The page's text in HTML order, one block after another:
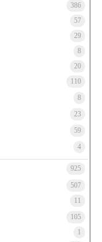
386
57
29
8
20
110
8
23
59
4
925
507
11
105
1